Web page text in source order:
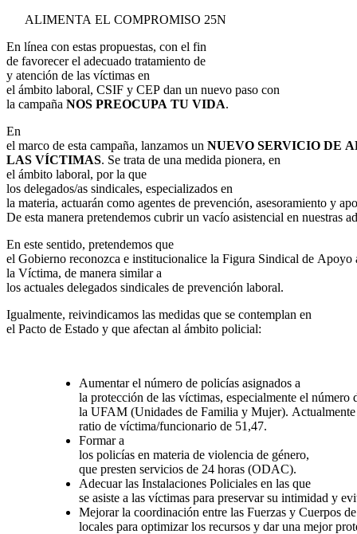
ALIMENTA EL COMPROMISO 25N
En línea con estas propuestas, con el fin
de favorecer el adecuado tratamiento de
y atención de las víctimas en
el ámbito laboral, CSIF y CEP dan un nuevo paso con
la campaña NOS PREOCUPA TU VIDA.
En
el marco de esta campaña, lanzamos un NUEVO SERVICIO DE
LAS VÍCTIMAS. Se trata de una medida pionera, en
el ámbito laboral, por la que
los delegados/as sindicales, especializados en
la materia, actuarán como agentes de prevención, asesoramiento y
De esta manera pretendemos cubrir un vacío asistencial en nuestras
En este sentido, pretendemos que
el Gobierno reconozca e institucionalice la Figura Sindical de Apoyo
la Víctima, de manera similar a
los actuales delegados sindicales de prevención laboral.
Igualmente, reivindicamos las medidas que se contemplan en
el Pacto de Estado y que afectan al ámbito policial:
Aumentar el número de policías asignados a
la protección de las víctimas, especialmente el número
la UFAM (Unidades de Familia y Mujer). Actualmente
ratio de víctima/funcionario de 51,47.
Formar a
los policías en materia de violencia de género,
que presten servicios de 24 horas (ODAC).
Adecuar las Instalaciones Policiales en las que
se asiste a las víctimas para preservar su intimidad y
Mejorar la coordinación entre las Fuerzas y Cuerpos
locales para optimizar los recursos y dar una mejor